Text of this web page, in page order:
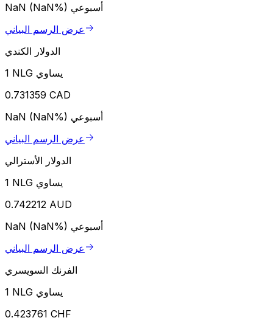
NaN (NaN%) أسبوعي
عرض الرسم البياني
الدولار الكندي
1 NLG يساوي
0.731359 CAD
NaN (NaN%) أسبوعي
عرض الرسم البياني
الدولار الأسترالي
1 NLG يساوي
0.742212 AUD
NaN (NaN%) أسبوعي
عرض الرسم البياني
الفرنك السويسري
1 NLG يساوي
0.423761 CHF